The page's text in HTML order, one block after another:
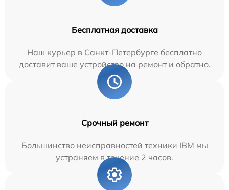
Бесплатная доставка
Наш курьер в Санкт-Петербурге бесплатно
доставит ваше устройство на ремонт и обратно.
Срочный ремонт
Большинство неисправностей техники IBM мы
устраняем в течение 2 часов.